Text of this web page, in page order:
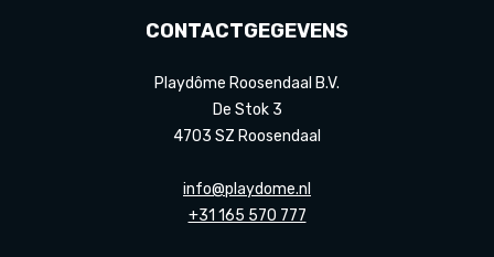
CONTACTGEGEVENS
Playdôme Roosendaal B.V.
De Stok 3
4703 SZ Roosendaal
info@playdome.nl
+31 165 570 777